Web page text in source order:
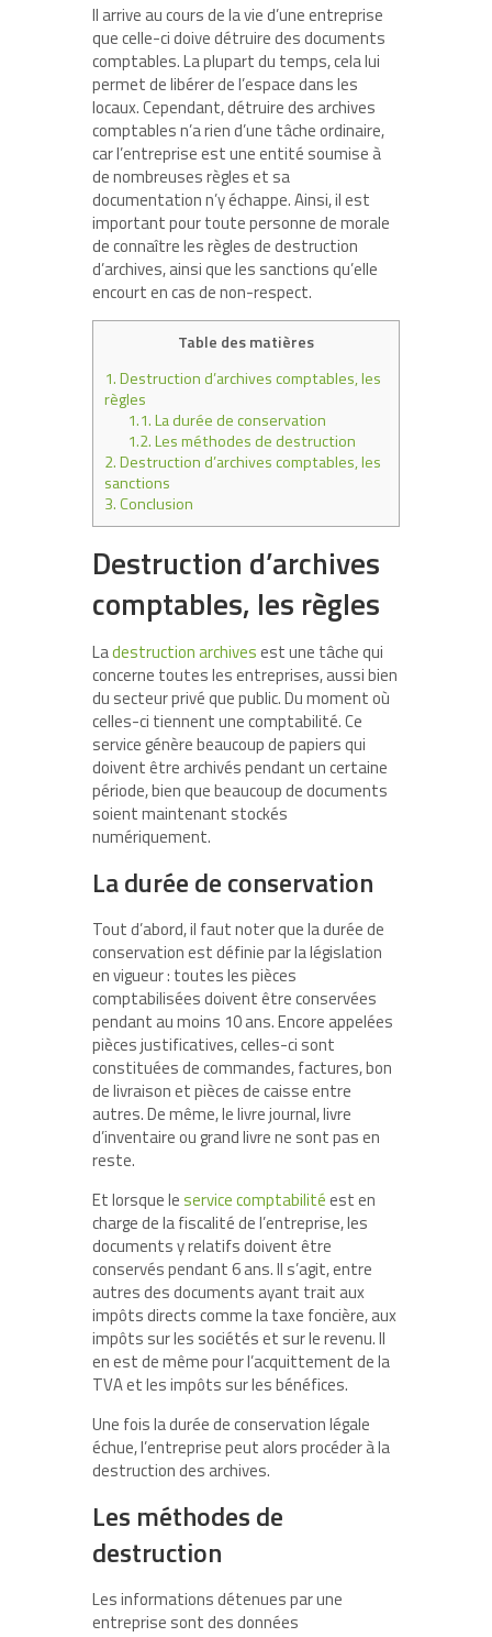
Il arrive au cours de la vie d’une entreprise
que celle-ci doive détruire des documents
comptables. La plupart du temps, cela lui
permet de libérer de l’espace dans les
locaux. Cependant, détruire des archives
comptables n’a rien d’une tâche ordinaire,
car l’entreprise est une entité soumise à
de nombreuses règles et sa
documentation n’y échappe. Ainsi, il est
important pour toute personne de morale
de connaître les règles de destruction
d’archives, ainsi que les sanctions qu’elle
encourt en cas de non-respect.
Table des matières
1.Destruction d’archives comptables, les
règles
1.1.La durée de conservation
1.2.Les méthodes de destruction
2.Destruction d’archives comptables, les
sanctions
3.Conclusion
Destruction d’archives
comptables, les règles
Ladestruction archivesest une tâche qui
concerne toutes les entreprises, aussi bien
du secteur privé que public. Du moment où
celles-ci tiennent une comptabilité. Ce
service génère beaucoup de papiers qui
doivent être archivés pendant un certaine
période, bien que beaucoup de documents
soient maintenant stockés
numériquement.
La durée de conservation
Tout d’abord, il faut noter que la durée de
conservation est définie par la législation
en vigueur : toutes les pièces
comptabilisées doivent être conservées
pendant au moins 10 ans. Encore appelées
pièces justificatives, celles-ci sont
constituées de commandes, factures, bon
de livraison et pièces de caisse entre
autres. De même, le livre journal, livre
d’inventaire ou grand livre ne sont pas en
reste.
Et lorsque leservice comptabilitéest en
charge de la fiscalité de l’entreprise, les
documents y relatifs doivent être
conservés pendant 6 ans. Il s’agit, entre
autres des documents ayant trait aux
impôts directs comme la taxe foncière, aux
impôts sur les sociétés et sur le revenu. Il
en est de même pour l’acquittement de la
TVA et les impôts sur les bénéfices.
Une fois la durée de conservation légale
échue, l’entreprise peut alors procéder à la
destruction des archives.
Les méthodes de
destruction
Les informations détenues par une
entreprise sont des données